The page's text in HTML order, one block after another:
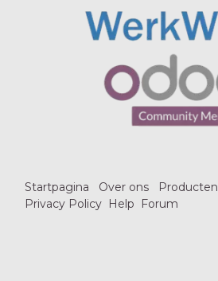
Startpagina Over ons Producten
Privacy Policy
Help Forum